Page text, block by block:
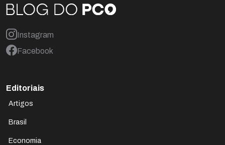
Instagram
Facebook
Editoriais
Artigos
Brasil
Economia